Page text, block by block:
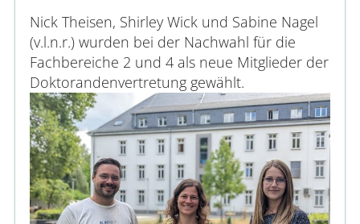
Verwaltung
Fachbereiche
Bildungswissenschaften
Philologie / Kulturwissenschaften
Nick Theisen, Shirley Wick und Sabine Nagel
(v.l.n.r.) wurden bei der Nachwahl für die
Fachbereiche 2 und 4 als neue Mitglieder der
Doktorandenvertretung gewählt.